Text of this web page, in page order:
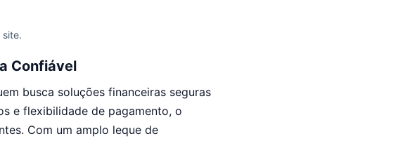
site.
Confiável
busca soluções financeiras seguras
e flexibilidade de pagamento, o
Com um amplo leque de